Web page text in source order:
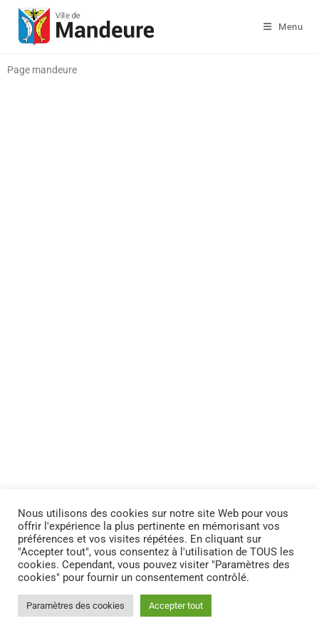
Menu
Page mandeure
Nous utilisons des cookies sur notre site Web pour vous
offrir l'expérience la plus pertinente en mémorisant vos
préférences et vos visites répétées. En cliquant sur
"Accepter tout", vous consentez à l'utilisation de TOUS les
cookies. Cependant, vous pouvez visiter "Paramètres des
cookies" pour fournir un consentement contrôlé.
Paramètres des cookies Accepter tout